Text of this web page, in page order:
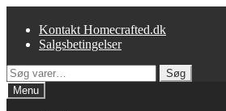
Kontakt Homecrafted.dk
Salgsbetingelser
Søg
efter:
Søg
Menu